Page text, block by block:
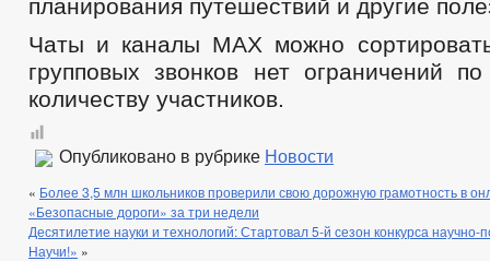
планирования путешествий и другие
Чаты и каналы МАХ можно
групповых звонков нет ограничений
количеству участников.
Опубликовано в рубрике Новости
« Более 3,5 млн школьников проверили свою дорожную грамотность в
«Безопасные дороги» за три недели
Десятилетие науки и технологий: Стартовал 5-й сезон конкурса
Научи!» »